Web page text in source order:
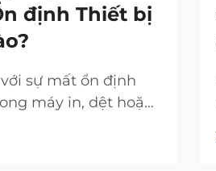
định Thiết bị
sự mất ổn định
máy in, dệt hoặc
tăng năng suất